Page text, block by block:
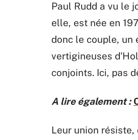
Paul Rudd a vu le
elle, est née en
donc le couple, un
vertigineuses
conjoints. Ici, pas
A lire également :
Leur union résiste,